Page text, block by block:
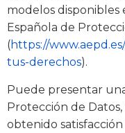
modelos disponibles
Española de
(https://
tus-derechos).
Puede presentar
Protección de
obtenido